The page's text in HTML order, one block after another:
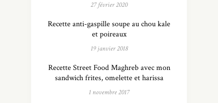
27 février 2020
Recette anti-gaspille soupe au chou kale
et poireaux
19 janvier 2018
Recette Street Food Maghreb avec mon
sandwich frites, omelette et harissa
1 novembre 2017